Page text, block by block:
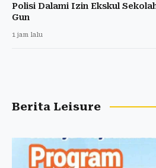
Polisi Dalami Izin Ekskul
Gun
1 jam lalu
Berita Leisure